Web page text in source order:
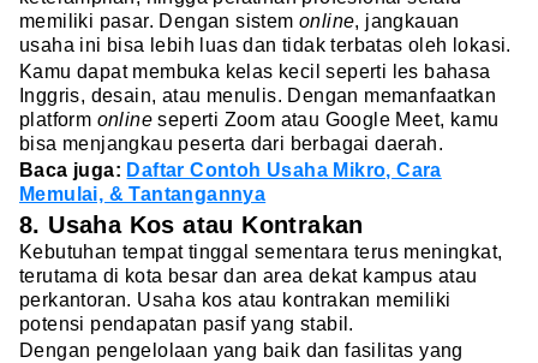
memiliki pasar. Dengan sistem online, jangkauan
usaha ini bisa lebih luas dan tidak terbatas oleh lokasi.
Kamu dapat membuka kelas kecil seperti les bahasa
Inggris, desain, atau menulis. Dengan memanfaatkan
platform online seperti Zoom atau Google Meet, kamu
bisa menjangkau peserta dari berbagai daerah.
Baca juga: Daftar Contoh Usaha Mikro, Cara
Memulai, & Tantangannya
8. Usaha Kos atau Kontrakan
Kebutuhan tempat tinggal sementara terus meningkat,
terutama di kota besar dan area dekat kampus atau
perkantoran. Usaha kos atau kontrakan memiliki
potensi pendapatan pasif yang stabil.
Dengan pengelolaan yang baik dan fasilitas yang